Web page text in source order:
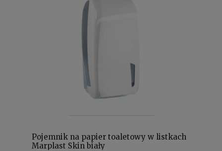
Pojemnik na papier toaletowy w listkach
Marplast Skin biały